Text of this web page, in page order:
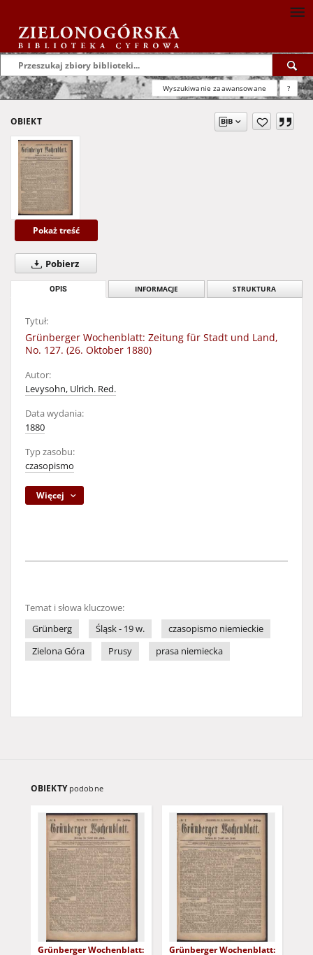
Wyszukiwanie zaawansowane ?
OBIEKT
Pokaż treść
Pobierz
OPIS INFORMACJE STRUKTURA
Tytuł:
Grünberger Wochenblatt: Zeitung für Stadt und Land,
No. 127. (26. Oktober 1880)
Autor:
Levysohn, Ulrich. Red.
Data wydania:
1880
Typ zasobu:
czasopismo
Więcej
Temat i słowa kluczowe:
Grünberg
Śląsk - 19 w.
czasopismo niemieckie
Zielona Góra
Prusy prasa niemiecka
OBIEKTY podobne
Grünberger Wochenblatt:
Grünberger Wochenblatt: